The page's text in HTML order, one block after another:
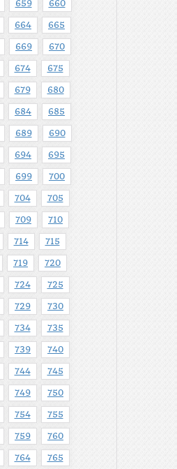
659 660
664 665
669 670
674 675
679 680
684 685
689 690
694 695
699 700
704 705
709 710
714 715
719 720
724 725
729 730
734 735
739 740
744 745
749 750
754 755
759 760
764 765